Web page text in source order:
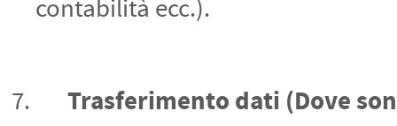
contabilità ecc.).
Trasferimento dati (Dove